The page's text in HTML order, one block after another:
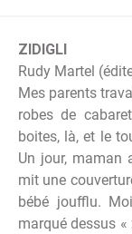
ZIDIGLI
Rudy Martel
Mes parents
robes de
boites, là, et le
Un jour, maman
mit une
bébé joufflu.
marqué dessus